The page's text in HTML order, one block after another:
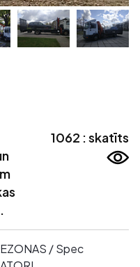
1062 : skatīts
/ Spec